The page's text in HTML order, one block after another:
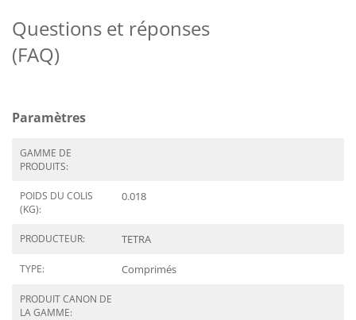
Questions et réponses
(FAQ)
Paramètres
GAMME DE
PRODUITS:
POIDS DU COLIS
(KG):
0.018
PRODUCTEUR: TETRA
TYPE: Comprimés
PRODUIT CANON DE
LA GAMME: